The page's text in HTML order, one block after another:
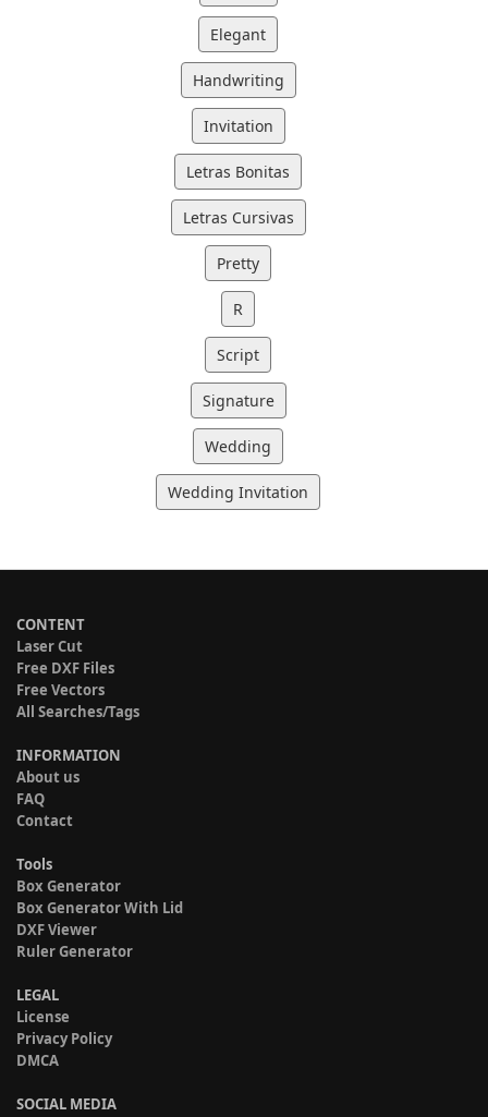
Elegant
Handwriting
Invitation
Letras Bonitas
Letras Cursivas
Pretty
R
Script
Signature
Wedding
Wedding Invitation
CONTENT
Laser Cut
Free DXF Files
Free Vectors
All Searches/Tags
INFORMATION
About us
FAQ
Contact
Tools
Box Generator
Box Generator With Lid
DXF Viewer
Ruler Generator
LEGAL
License
Privacy Policy
DMCA
SOCIAL MEDIA